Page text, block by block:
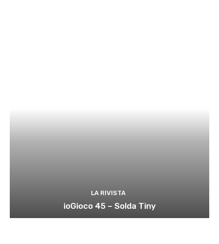
LA RIVISTA
ioGioco 45 – Solda Tiny